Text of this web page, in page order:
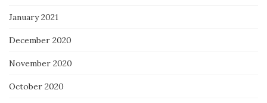
January 2021
December 2020
November 2020
October 2020